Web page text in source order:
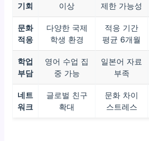
기회
이상
제한 가능성
문화
적응
다양한 국제
학생 환경
적응 기간
평균 6개월
학업
부담
영어 수업 집
중 가능
일본어 자료
부족
네트
워크
글로벌 친구
확대
문화 차이
스트레스